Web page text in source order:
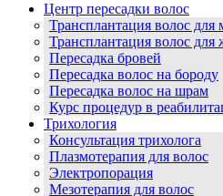
Центр пересадки волос
Трансплантация волос для
Трансплантация волос
Пересадка бровей
Пересадка волос на бороду
Пересадка волос на шрам
Курс процедур в
Трихология
Консультация трихолога
Плазмотерапия для волос
Электропорация
Мезотерапия для волос